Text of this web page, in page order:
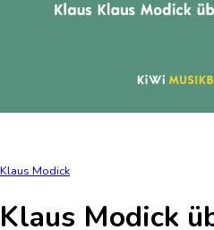
Klaus Modick
Klaus Modick